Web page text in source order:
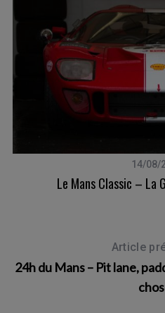
14/08/
Le Mans Classic – La
Article
24h du Mans – Pit lane,